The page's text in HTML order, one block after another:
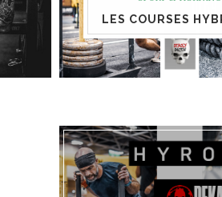
LES COURSES